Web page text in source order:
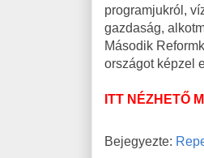
programjukról,
gazdaság,
Második
országot képzel
ITT NÉZHETŐ
Bejegyezte: